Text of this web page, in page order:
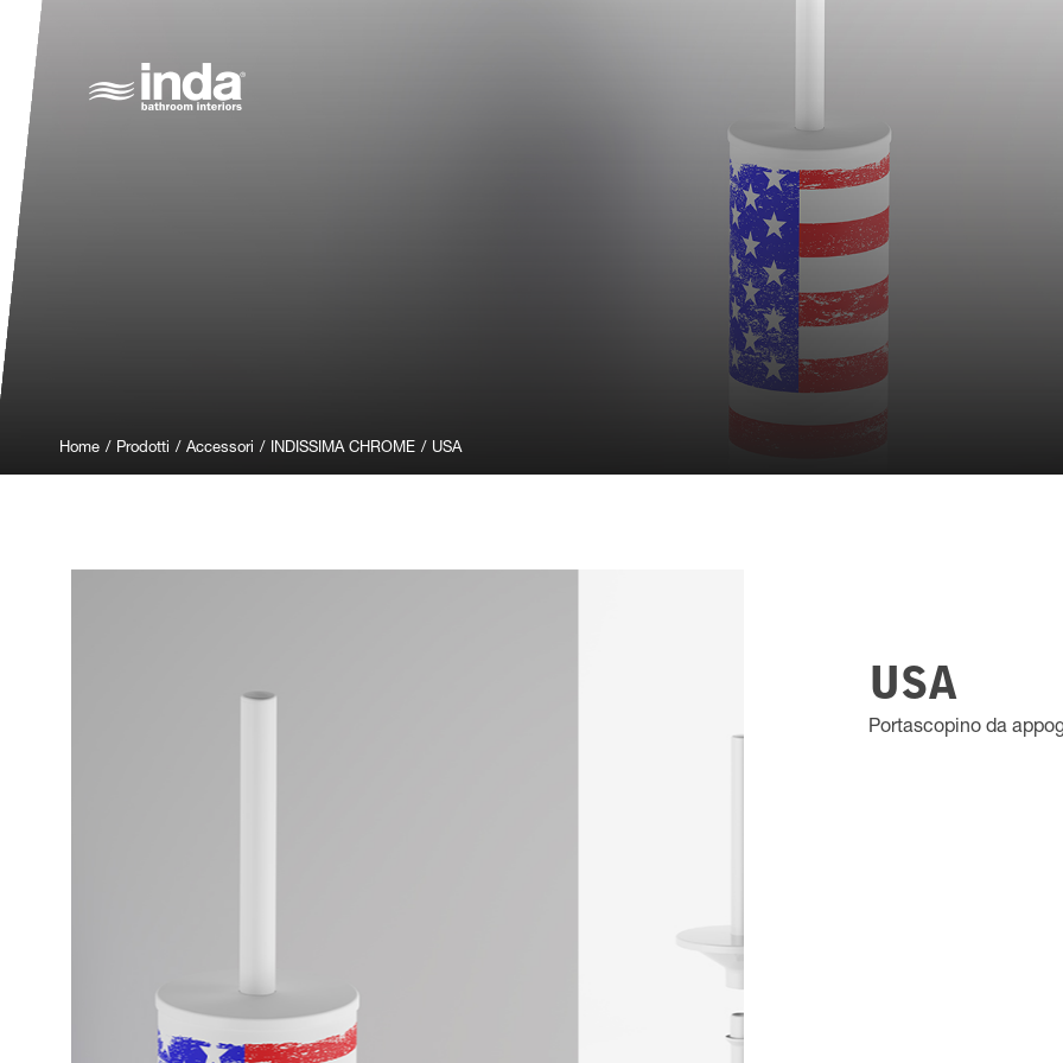
Home / Prodotti / Accessori / INDISSIMA CHROME / USA
USA
Portascopino da